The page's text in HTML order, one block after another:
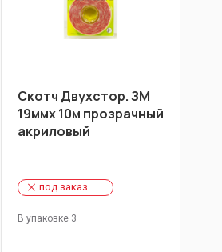
Скотч Двухстор. ЗМ
19ммх 10м прозрачный
акриловый
под заказ
В упаковке 3